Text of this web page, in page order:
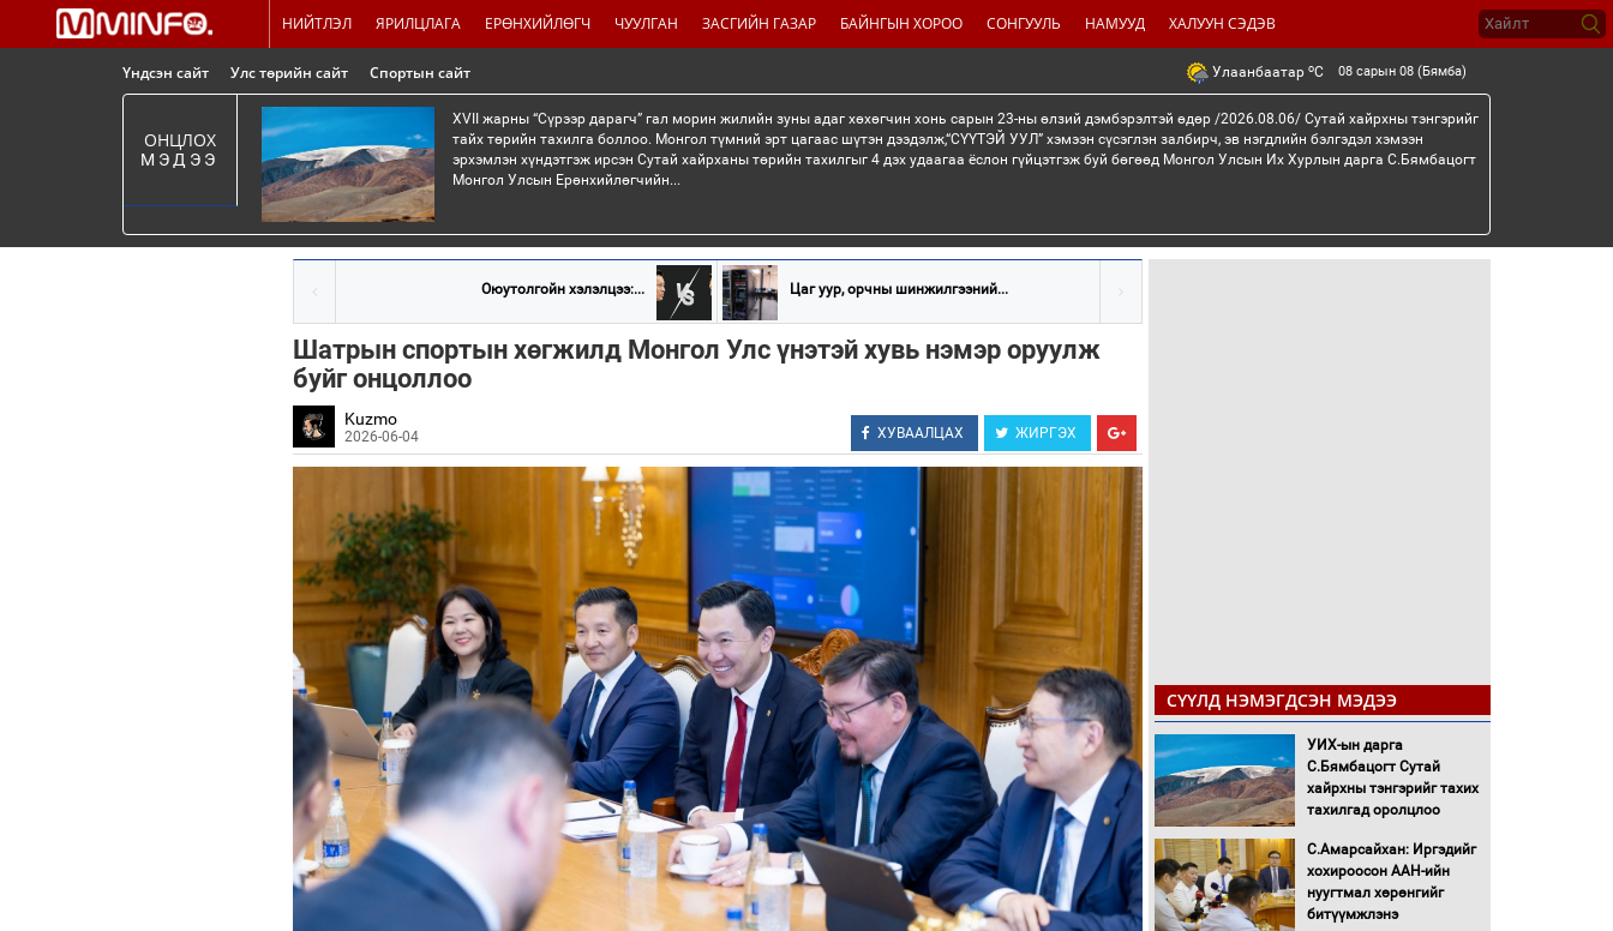
НИЙТЛЭЛ ЯРИЛЦЛАГА ЕРӨНХИЙЛӨГЧ ЧУУЛГАН ЗАСГИЙН ГАЗАР БАЙНГЫН ХОРОО СОНГУУЛЬ НАМУУД ХАЛУУН СЭДЭВ
Үндсэн сайт Улс төрийн сайт Спортын сайт Улаанбаатар oC 08 сарын 08 (Бямба)
ОНЦЛОХ
МЭДЭЭ
XVII жарны “Сүрээр дарагч” гал морин жилийн зуны адаг хөхөгчин хонь сарын 23-ны өлзий дэмбэрэлтэй өдөр /2026.08.06/ Сутай хайрхны тэнгэрийг
тайх төрийн тахилга боллоо. Монгол түмний эрт цагаас шүтэн дээдэлж,“СҮҮТЭЙ УУЛ” хэмээн сүсэглэн залбирч, эв нэгдлийн бэлгэдэл хэмээн
эрхэмлэн хүндэтгэж ирсэн Сутай хайрханы төрийн тахилгыг 4 дэх удаагаа ёслон гүйцэтгэж буй бөгөөд Монгол Улсын Их Хурлын дарга С.Бямбацогт
Монгол Улсын Ерөнхийлөгчийн...
Оюутолгойн хэлэлцээ:... Цаг уур, орчны шинжилгээний...
Шатрын спортын хөгжилд Монгол Улс үнэтэй хувь нэмэр оруулж
буйг онцоллоо
Kuzmo
2026-06-04 ХУВААЛЦАХ ЖИРГЭХ
СҮҮЛД НЭМЭГДСЭН МЭДЭЭ
УИХ-ын дарга
С.Бямбацогт Сутай
хайрхны тэнгэрийг тахих
тахилгад оролцлоо
С.Амарсайхан: Иргэдийг
хохироосон ААН-ийн
нуугтмал хөрөнгийг
битүүмжлэнэ